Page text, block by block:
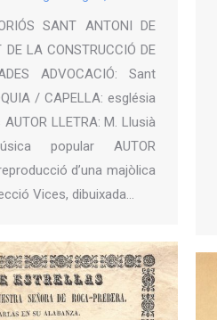
SANT ANTONI DE
DE LA CONSTRUCCIÓ DE
ADVOCACIÓ: Sant
/ CAPELLA: església
LLETRA: M. Llusià
popular AUTOR
d’una majòlica
Vices, dibuixada…